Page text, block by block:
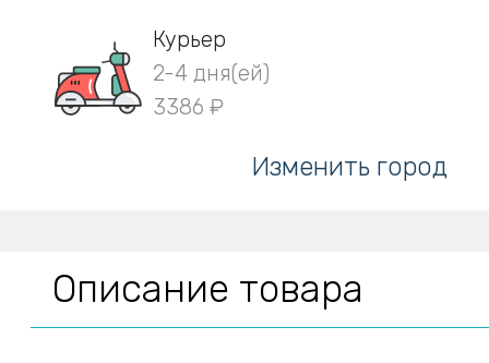
Курьер
2-4 дня(ей)
3386 ₽
Изменить город
Описание товара